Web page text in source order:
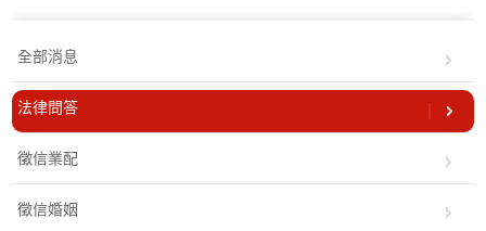
全部消息
法律問答
徵信業配
徵信婚姻